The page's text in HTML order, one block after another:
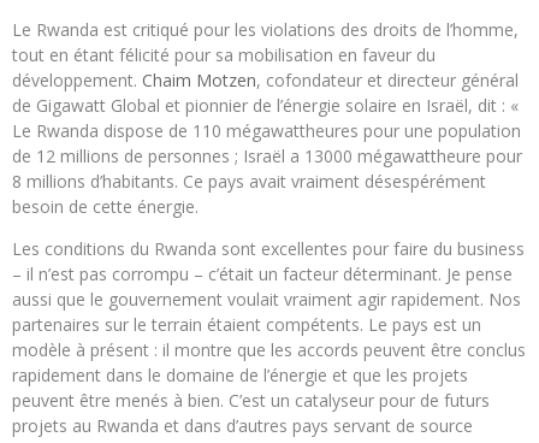
Le Rwanda est critiqué pour les violations des droits de l’homme,
tout en étant félicité pour sa mobilisation en faveur du
développement. Chaim Motzen, cofondateur et directeur général
de Gigawatt Global et pionnier de l’énergie solaire en Israël, dit : «
Le Rwanda dispose de 110 mégawattheures pour une population
de 12 millions de personnes ; Israël a 13000 mégawattheure pour
8 millions d’habitants. Ce pays avait vraiment désespérément
besoin de cette énergie.
Les conditions du Rwanda sont excellentes pour faire du business
– il n’est pas corrompu – c’était un facteur déterminant. Je pense
aussi que le gouvernement voulait vraiment agir rapidement. Nos
partenaires sur le terrain étaient compétents. Le pays est un
modèle à présent : il montre que les accords peuvent être conclus
rapidement dans le domaine de l’énergie et que les projets
peuvent être menés à bien. C’est un catalyseur pour de futurs
projets au Rwanda et dans d’autres pays servant de source